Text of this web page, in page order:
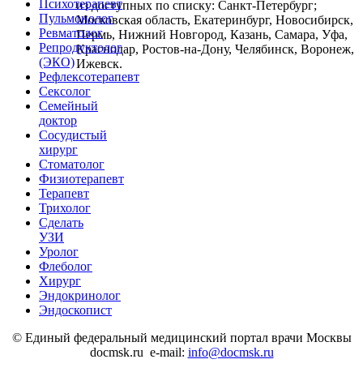
из доступных по списку: Санкт-Петербург;
Московская область, Екатеринбург, Новосибирск,
Пермь, Нижний Новгород, Казань, Самара, Уфа,
Краснодар, Ростов-на-Дону, Челябинск, Воронеж,
Ижевск.
Психотерапевт
Пульмонолог
Ревматолог
Репродуктолог
(ЭКО)
Рефлексотерапевт
Сексолог
Семейный
доктор
Сосудистый
хирург
Стоматолог
Физиотерапевт
Терапевт
Трихолог
Сделать
УЗИ
Уролог
Флеболог
Хирург
Эндокринолог
Эндоскопист
© Единый федеральный медицинский портал врачи Москвы
docmsk.ru e-mail: info@docmsk.ru